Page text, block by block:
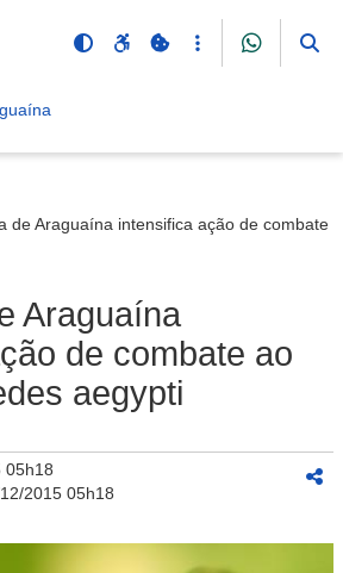
de Araguaína intensifica ação de combate
Araguaína
de combate ao
aegypti
05h18
2015 05h18